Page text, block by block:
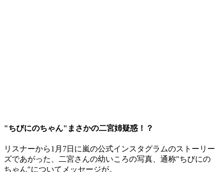
"ちびにのちゃん"まさかの二宮姉疑惑！？
リスナーから1月7日に嵐の公式インスタグラムのストーリー
ズであがった、二宮さんの幼いころの写真、通称"ちびにの
ちゃん"についてメッセージが。